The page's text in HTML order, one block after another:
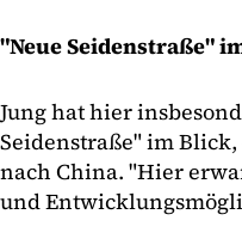
"Neue Seidenstraße"
Jung hat hier
Seidenstraße" im
nach China. "Hier
und